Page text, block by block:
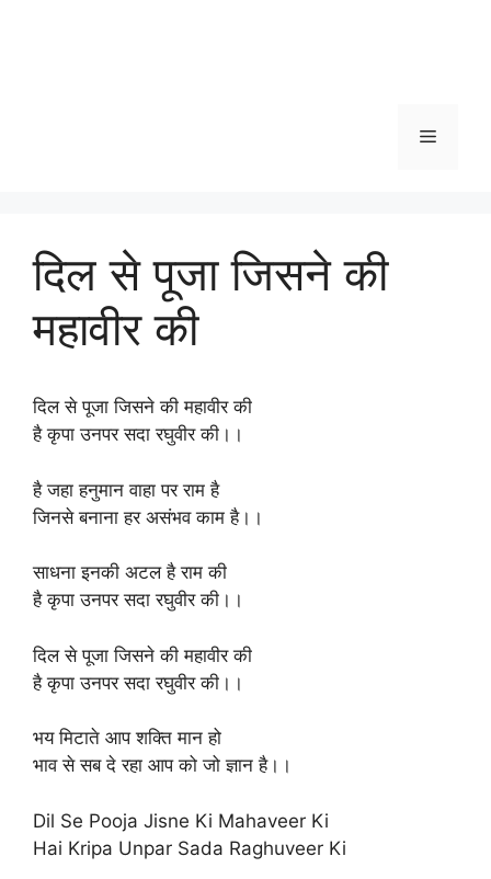
Menu
दिल से पूजा जिसने की
महावीर की
दिल से पूजा जिसने की महावीर की
है कृपा उनपर सदा रघुवीर की।।
है जहा हनुमान वाहा पर राम है
जिनसे बनाना हर असंभव काम है।।
साधना इनकी अटल है राम की
है कृपा उनपर सदा रघुवीर की।।
दिल से पूजा जिसने की महावीर की
है कृपा उनपर सदा रघुवीर की।।
भय मिटाते आप शक्ति मान हो
भाव से सब दे रहा आप को जो ज्ञान है।।
Dil Se Pooja Jisne Ki Mahaveer Ki
Hai Kripa Unpar Sada Raghuveer Ki